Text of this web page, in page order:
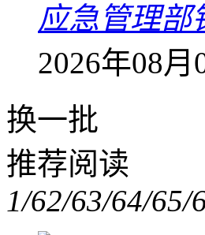
应急管理部
2026年08月
换一批
推荐阅读
1/62/63/64/65/